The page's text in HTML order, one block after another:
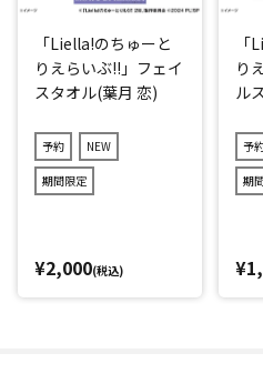
「Liella!のちゅーと
りえらいぶ!!」フェイ
スタオル(葉月 恋)
予約 NEW
期間限定
¥2,000(税込)
り
ル
予
期